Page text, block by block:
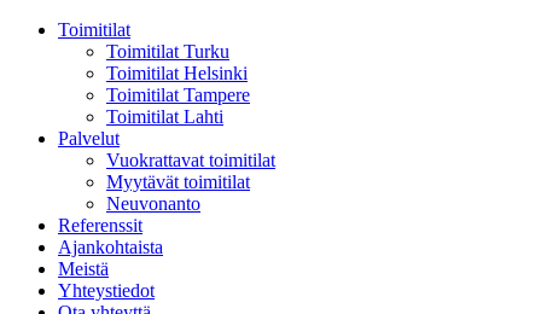
Toimitilat
Toimitilat Turku
Toimitilat Helsinki
Toimitilat Tampere
Toimitilat Lahti
Palvelut
Vuokrattavat toimitilat
Myytävät toimitilat
Neuvonanto
Referenssit
Ajankohtaista
Meistä
Yhteystiedot